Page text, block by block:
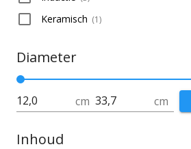
Keramisch (1)
Diameter
cm cm
Inhoud